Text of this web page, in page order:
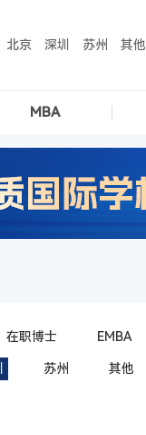
北京 深圳 苏州 其他
MBA
在职博士 EMBA
苏州 其他